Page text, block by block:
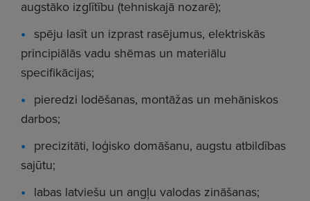
augstāko izglītību (tehniskajā nozarē);
spēju lasīt un izprast rasējumus, elektriskās
principiālās vadu shēmas un materiālu
specifikācijas;
pieredzi lodēšanas, montāžas un mehāniskos
darbos;
precizitāti, loģisko domāšanu, augstu atbildības
sajūtu;
labas latviešu un angļu valodas zināšanas;